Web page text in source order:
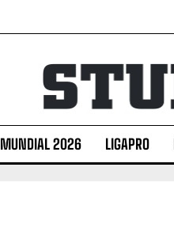
MUNDIAL 2026 LIGAPRO